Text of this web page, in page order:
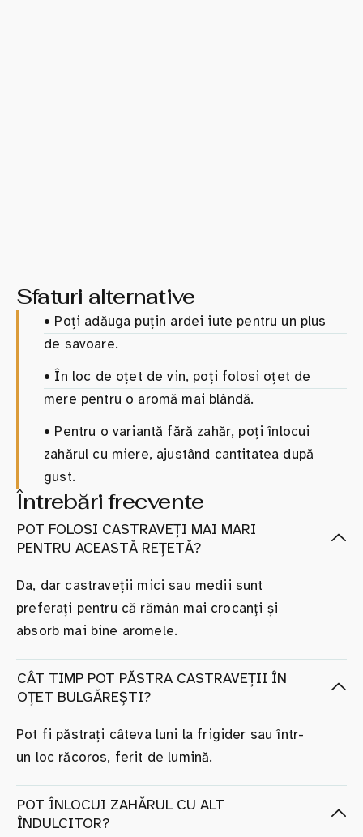
Sfaturi alternative
• Poți adăuga puțin ardei iute pentru un plus
de savoare.
• În loc de oțet de vin, poți folosi oțet de
mere pentru o aromă mai blândă.
• Pentru o variantă fără zahăr, poți înlocui
zahărul cu miere, ajustând cantitatea după
gust.
Întrebări frecvente
POT FOLOSI CASTRAVEȚI MAI MARI
PENTRU ACEASTĂ REȚETĂ?
Da, dar castraveții mici sau medii sunt
preferați pentru că rămân mai crocanți și
absorb mai bine aromele.
CÂT TIMP POT PĂSTRA CASTRAVEȚII ÎN
OȚET BULGĂREȘTI?
Pot fi păstrați câteva luni la frigider sau într-
un loc răcoros, ferit de lumină.
POT ÎNLOCUI ZAHĂRUL CU ALT
ÎNDULCITOR?